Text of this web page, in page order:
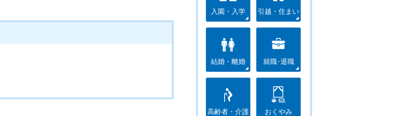
入園・入学 引越・住まい
結婚・離婚 就職･退職
高齢者・介護 おくやみ